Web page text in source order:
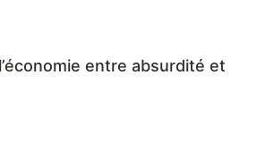
entre absurdité et